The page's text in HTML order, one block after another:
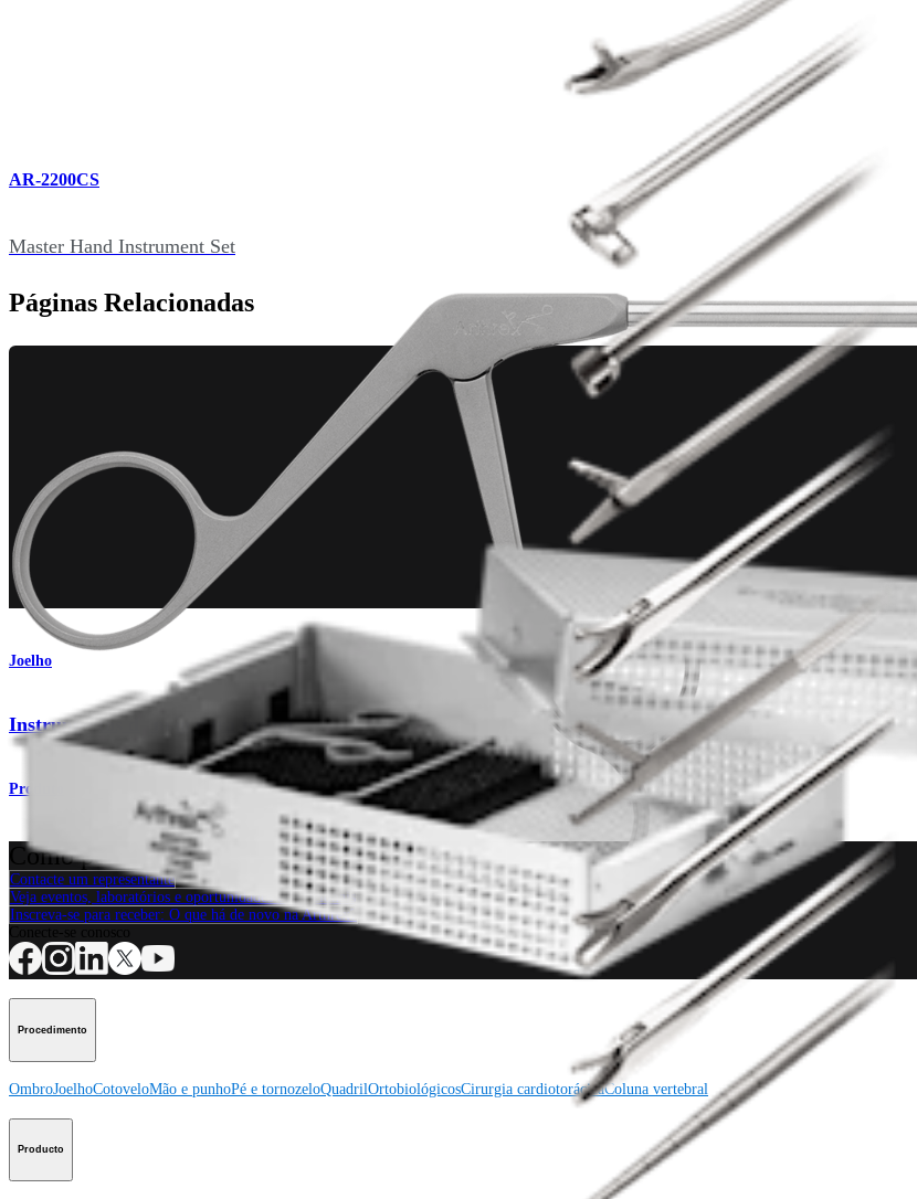
AR-2200CS
Master Hand Instrument Set
Páginas Relacionadas
Joelho
Instrumentos de mão para joelho
Produto
Como podemos ajudar?
Contacte um representante
Veja eventos, laboratórios e oportunidades educacionais
Inscreva-se para receber: O que há de novo na Arthrex?
Procedimento
OmbroJoelhoCotoveloMão e punhoPé e tornozeloQuadrilOrtobiológicosCirurgia cardiotorácicaColuna vertebral
Producto